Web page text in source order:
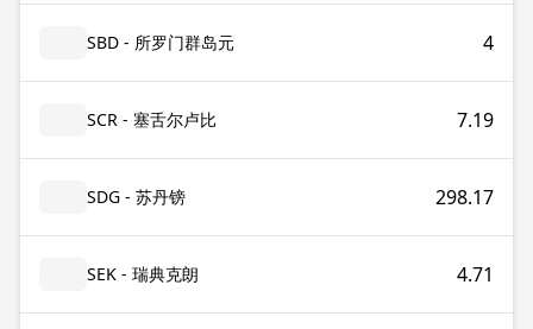
SBD - 所罗门群岛元 4
SCR - 塞舌尔卢比 7.19
SDG - 苏丹镑 298.17
SEK - 瑞典克朗 4.71